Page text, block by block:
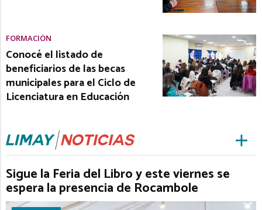
FORMACIÓN
Conocé el listado de
beneficiarios de las becas
municipales para el Ciclo de
Licenciatura en Educación
Sigue la Feria del Libro y este viernes se
espera la presencia de Rocambole